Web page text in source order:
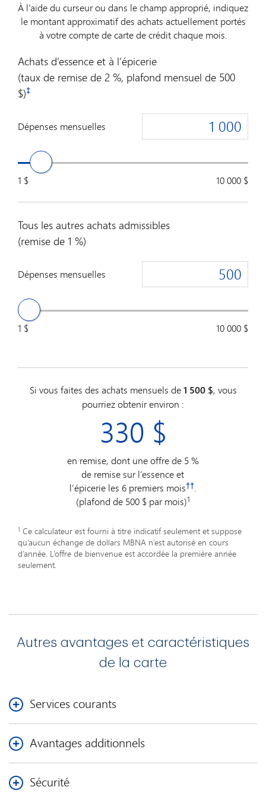
À l’aide du curseur ou dans le champ approprié, indiquez
le montant approximatif des achats actuellement portés
à votre compte de carte de crédit chaque mois.
Achats d’essence et à l’épicerie
(taux de remise de 2 %, plafond mensuel de 500
$)‡
Dépenses mensuelles
1 $ 10 000 $
Tous les autres achats admissibles
(remise de 1 %)
Dépenses mensuelles
1 $ 10 000 $
Si vous faites des achats mensuels de1 500 $, vous
pourriez obtenir environ :
330 $
en remise, dont une offre de 5 %
de remise sur l’essence et
l’épicerie les 6 premiers mois††.
(plafond de 500 $ par mois)1
1 Ce calculateur est fourni à titre indicatif seulement et suppose
qu’aucun échange de dollars MBNA n’est autorisé en cours
d’année. L’offre de bienvenue est accordée la première année
seulement.
Autres avantages et caractéristiques
de la carte
Services courants
Services d’urgence
Certains services sont disponibles en cas d'urgence.
messager.
Avantages additionnels
Services d’urgence
Certains services sont disponibles en cas d'urgence.
Sécurité